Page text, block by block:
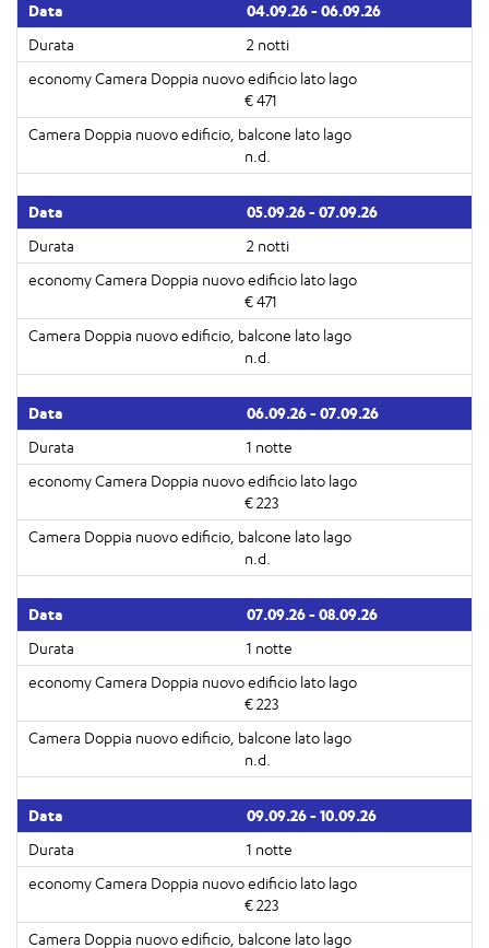
04.09.26 - 06.09.26
2 notti
€ 471
n.d.
05.09.26 - 07.09.26
2 notti
€ 471
n.d.
06.09.26 - 07.09.26
1 notte
€ 223
n.d.
07.09.26 - 08.09.26
1 notte
€ 223
n.d.
09.09.26 - 10.09.26
1 notte
€ 223